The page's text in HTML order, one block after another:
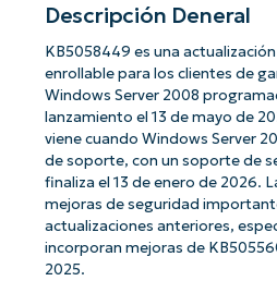
Descripción Deneral
KB5058449 es una
enrollable para los clientes de
Windows Server 2008
lanzamiento el 13 de mayo de
viene cuando Windows Server
de soporte, con un soporte de
finaliza el 13 de enero de 2026.
mejoras de seguridad
actualizaciones anteriores,
incorporan mejoras de
2025.